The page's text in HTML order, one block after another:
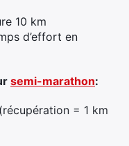
10 km
d’effort en
semi-marathon:
= 1 km